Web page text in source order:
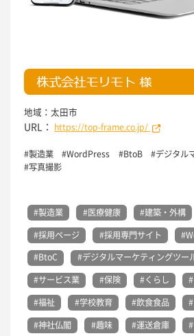
地域：太田市
URL： https://top-frame.co.jp/
#製造業 #WordPress #BtoB #デジタル
#写真撮影
#製造業 #医療健康 #建築・外構
#採用ページ
#採用専門サイト
#BtoC
#デジタルマーケティングツー
#サービス業
#保険 #くらし
#福祉
#学校教育 #飲食食品
#神社仏閣
#趣味 #運送倉庫